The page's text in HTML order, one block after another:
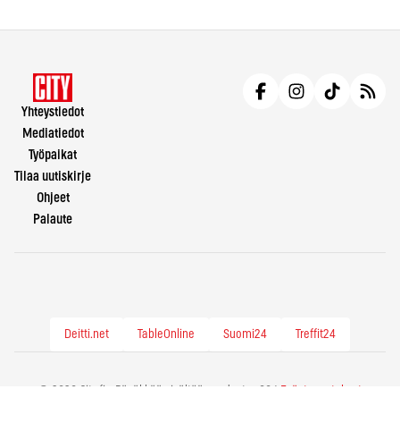
Yhteystiedot
Mediatiedot
Työpaikat
Tilaa uutiskirje
Ohjeet
Palaute
Deitti.net TableOnline Suomi24 Treffit24